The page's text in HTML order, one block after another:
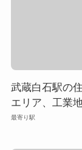
武蔵白石駅の
エリア、工業
析
最寄り駅